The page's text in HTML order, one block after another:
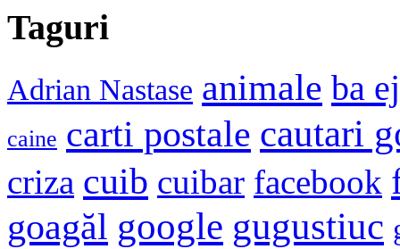
Taguri
Adrian Nastase animale ba
caine carti postale cautari
criza cuib cuibar facebook
goagăl google gugustiuc